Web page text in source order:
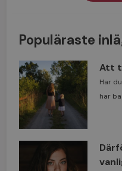
Populäraste
Att
Har
har